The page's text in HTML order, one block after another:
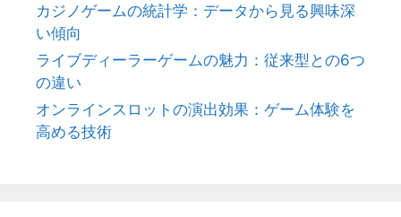
カジノゲームの統計学：データから見る興味深
い傾向
ライブディーラーゲームの魅力：従来型との6つ
の違い
オンラインスロットの演出効果：ゲーム体験を
高める技術